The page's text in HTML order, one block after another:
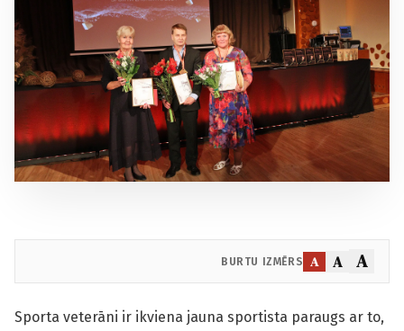
BURTU IZMĒRS A A A
Sporta veterāni ir ikviena jauna sportista paraugs ar to,